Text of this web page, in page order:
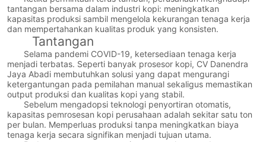
tantangan bersama dalam industri kopi: meningkatkan
kapasitas produksi sambil mengelola kekurangan tenaga kerja
dan mempertahankan kualitas produk yang konsisten.
Tantangan
Selama pandemi COVID-19, ketersediaan tenaga kerja
menjadi terbatas. Seperti banyak prosesor kopi, CV Danendra
Jaya Abadi membutuhkan solusi yang dapat mengurangi
ketergantungan pada pemilahan manual sekaligus memastikan
output produksi dan kualitas kopi yang stabil.
Sebelum mengadopsi teknologi penyortiran otomatis,
kapasitas pemrosesan kopi perusahaan adalah sekitar satu ton
per bulan. Memperluas produksi tanpa meningkatkan biaya
tenaga kerja secara signifikan menjadi tujuan utama.